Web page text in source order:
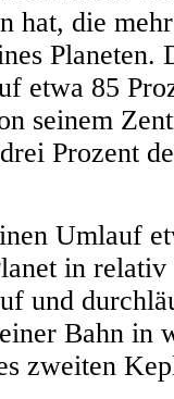
hat, die
Planeten.
etwa 85
seinem
Prozent
Umlauf
in
und
Bahn in
zweiten